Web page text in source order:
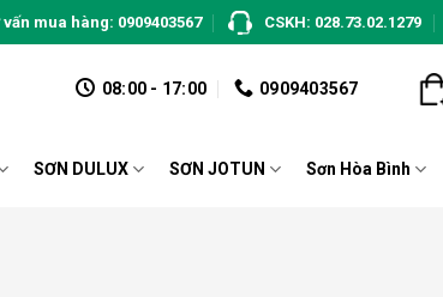
vấn mua hàng: 0909403567 CSKH: 028.73.02.1279
08:00 - 17:00 0909403567
SƠN DULUX SƠN JOTUN Sơn Hòa Bình